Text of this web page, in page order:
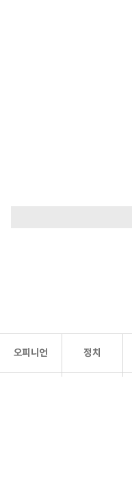
오피니언 정치